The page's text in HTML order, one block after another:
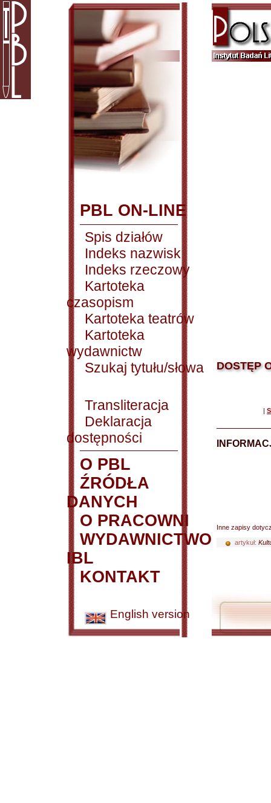
PBL ON-LINE
Spis działów
Indeks nazwisk
Indeks rzeczowy
Kartoteka
czasopism
Kartoteka teatrów
Kartoteka
wydawnictw
Szukaj tytułu/słowa
Transliteracja
Deklaracja
dostępności
O PBL
ŹRÓDŁA
DANYCH
O PRACOWNI
WYDAWNICTWO
IBL
KONTAKT
English version
DOSTĘP
|
Inne zapisy
artykuł: